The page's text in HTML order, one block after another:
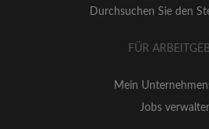
Durchsuchen Sie den
FÜR
Mein
Jobs